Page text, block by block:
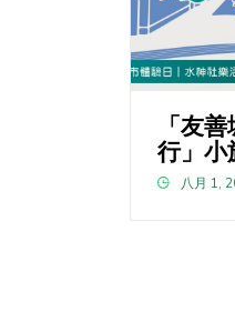
「友
行」小
八月 1,